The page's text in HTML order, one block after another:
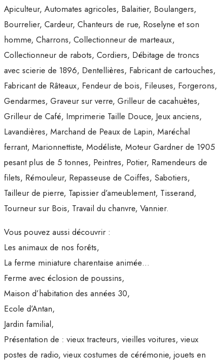
Apiculteur, Automates agricoles, Balaitier, Boulangers,
Bourrelier, Cardeur, Chanteurs de rue, Roselyne et son
homme, Charrons, Collectionneur de marteaux,
Collectionneur de rabots, Cordiers, Débitage de troncs
avec scierie de 1896, Dentellières, Fabricant de cartouches,
Fabricant de Râteaux, Fendeur de bois, Fileuses, Forgerons,
Gendarmes, Graveur sur verre, Grilleur de cacahuètes,
Grilleur de Café, Imprimerie Taille Douce, Jeux anciens,
Lavandières, Marchand de Peaux de Lapin, Maréchal
ferrant, Marionnettiste, Modéliste, Moteur Gardner de 1905
pesant plus de 5 tonnes, Peintres, Potier, Ramendeurs de
filets, Rémouleur, Repasseuse de Coiffes, Sabotiers,
Tailleur de pierre, Tapissier d’ameublement, Tisserand,
Tourneur sur Bois, Travail du chanvre, Vannier.
Vous pouvez aussi découvrir :
Les animaux de nos forêts,
La ferme miniature charentaise animée…
Ferme avec éclosion de poussins,
Maison d’habitation des années 30,
Ecole d’Antan,
Jardin familial,
Présentation de : vieux tracteurs, vieilles voitures, vieux
postes de radio, vieux costumes de cérémonie, jouets en